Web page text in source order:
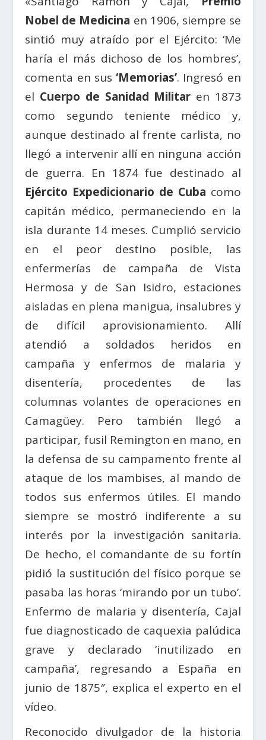
Nobel de Medicina en 1906, siempre se
sintió muy atraído por el Ejército: ‘Me
haría el más dichoso de los hombres’,
comenta en sus ‘Memorias’. Ingresó en
el Cuerpo de Sanidad Militar en 1873
como segundo teniente médico y,
aunque destinado al frente carlista, no
llegó a intervenir allí en ninguna acción
de guerra. En 1874 fue destinado al
Ejército Expedicionario de Cuba como
capitán médico, permaneciendo en la
isla durante 14 meses. Cumplió servicio
en el peor destino posible, las
enfermerías de campaña de Vista
Hermosa y de San Isidro, estaciones
aisladas en plena manigua, insalubres y
de difícil aprovisionamiento. Allí
atendió a soldados heridos en
campaña y enfermos de malaria y
disentería, procedentes de las
columnas volantes de operaciones en
Camagüey. Pero también llegó a
participar, fusil Remington en mano, en
la defensa de su campamento frente al
ataque de los mambises, al mando de
todos sus enfermos útiles. El mando
siempre se mostró indiferente a su
interés por la investigación sanitaria.
De hecho, el comandante de su fortín
pidió la sustitución del físico porque se
pasaba las horas ‘mirando por un tubo’.
Enfermo de malaria y disentería, Cajal
fue diagnosticado de caquexia palúdica
grave y declarado ‘inutilizado en
campaña’, regresando a España en
junio de 1875″, explica el experto en el
vídeo.
Reconocido divulgador de la historia